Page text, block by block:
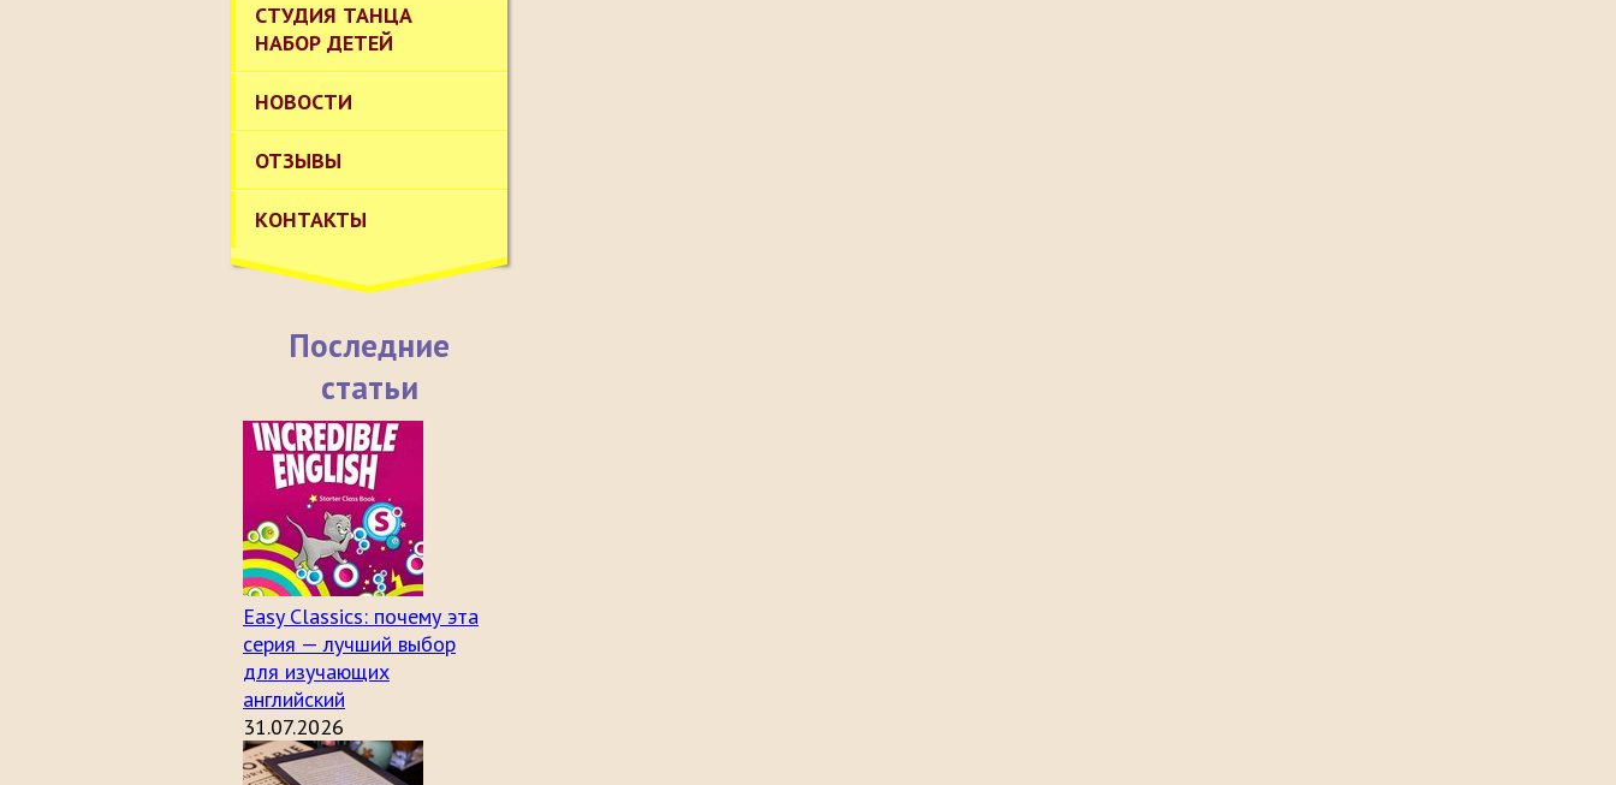
СТУДИЯ ТАНЦА
НАБОР ДЕТЕЙ
НОВОСТИ
ОТЗЫВЫ
КОНТАКТЫ
Последние
статьи
Easy Classics: почему эта
серия — лучший выбор
для изучающих
английский
31.07.2026